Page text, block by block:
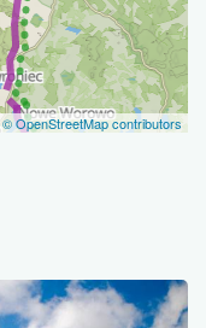
© OpenStreetMap contributors